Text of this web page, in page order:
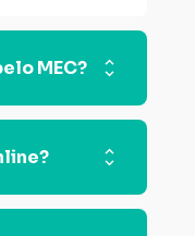
MEC?
na
de
EAD, com